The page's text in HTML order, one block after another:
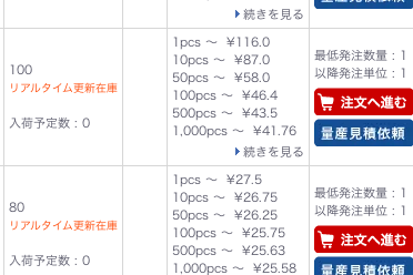
続きを見る
100
リアルタイム更新在庫
入荷予定数 : 0
1pcs ～ ¥116.0
10pcs ～ ¥87.0
50pcs ～ ¥58.0
100pcs ～ ¥46.4
500pcs ～ ¥43.5
1,000pcs ～ ¥41.76
続きを見る
最低発注数量 : 1
以降発注単位 : 1
80
リアルタイム更新在庫
入荷予定数 : 0
1pcs ～ ¥27.5
10pcs ～ ¥26.75
50pcs ～ ¥26.25
100pcs ～ ¥25.75
500pcs ～ ¥25.63
1,000pcs ～ ¥25.58
最低発注数量 : 1
以降発注単位 : 1